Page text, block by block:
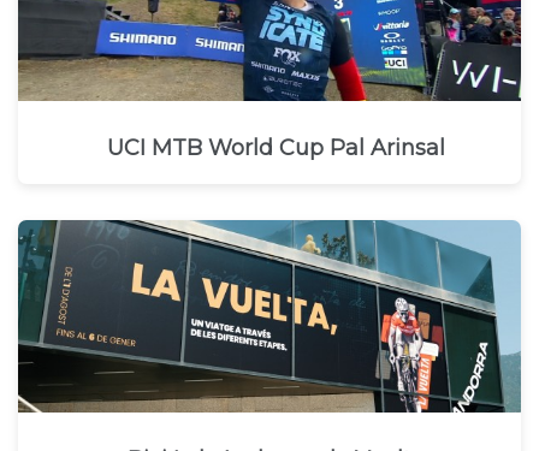
UCI MTB World Cup Pal Arinsal